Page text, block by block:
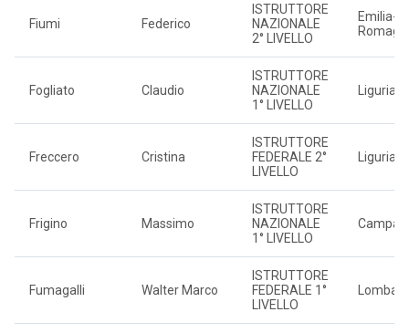
Fiumi Federico
ISTRUTTORE
NAZIONALE
2° LIVELLO
Emilia-
Fogliato Claudio
ISTRUTTORE
NAZIONALE
1° LIVELLO
Liguria
Freccero Cristina
ISTRUTTORE
FEDERALE 2°
LIVELLO
Liguria
Frigino Massimo
ISTRUTTORE
NAZIONALE
1° LIVELLO
Fumagalli Walter Marco
ISTRUTTORE
FEDERALE 1°
LIVELLO